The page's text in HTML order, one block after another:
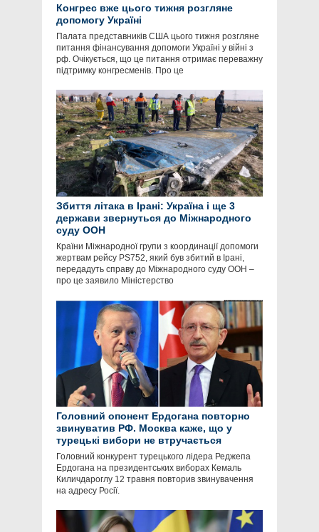
Конгрес вже цього тижня розгляне
допомогу Україні
Палата представників США цього тижня розгляне
питання фінансування допомоги Україні у війні з
рф. Очікується, що це питання отримає переважну
підтримку конгресменів. Про це
Збиття літака в Ірані: Україна і ще 3
держави звернуться до Міжнародного
суду ООН
Країни Міжнародної групи з координації допомоги
жертвам рейсу PS752, який був збитий в Ірані,
передадуть справу до Міжнародного суду ООН –
про це заявило Міністерство
Головний опонент Ердогана повторно
звинуватив РФ. Москва каже, що у
турецькі вибори не втручається
Головний конкурент турецького лідера Реджепа
Ердогана на президентських виборах Кемаль
Киличдароглу 12 травня повторив звинувачення
на адресу Росії.